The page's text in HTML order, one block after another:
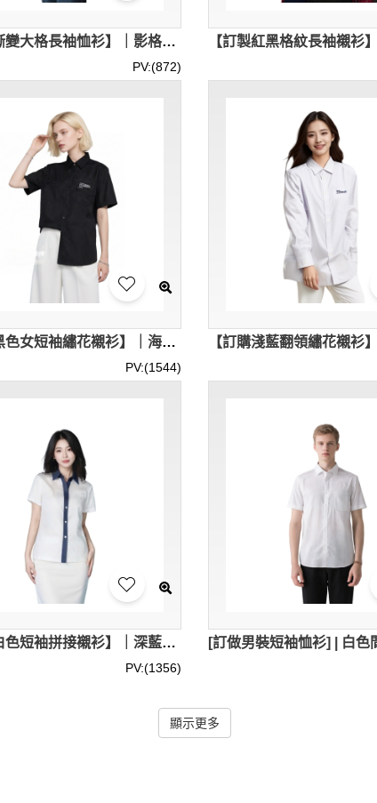
【設計漸變大格長袖恤衫】｜影格暈染效果｜口袋斜裁對格｜圓形黑扣｜下擺圓弧線條｜漸變格紋長袖恤衫專門店 R463
PV:(872)
【訂製黑色女短袖繡花襯衫】｜海洋公園｜主題樂園｜翻領設計附金屬扣裝飾｜胸前刺繡標誌｜客戶服務專員｜襯衫專賣店 R456
PV:(1544)
【訂製白色短袖拼接襯衫】｜深藍翻領設計｜正面深藍拼接門襟｜荷葉邊裝飾｜直筒下擺｜襯衫專門店 R452
PV:(1356)
顯示更多